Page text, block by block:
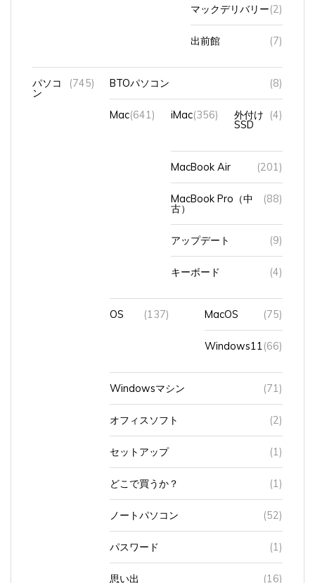
マックデリバリー(2)
出前館 (7)
パソコ
ン
(745) BTOパソコン (8)
Mac(641) iMac(356) 外付け
SSD
(4)
MacBook Air (201)
MacBook Pro（中
古）
(88)
アップデート (9)
キーボード (4)
OS (137) MacOS (75)
Windows11(66)
Windowsマシン (71)
オフィスソフト (2)
セットアップ (1)
どこで買うか？ (1)
ノートパソコン (52)
パスワード (1)
思い出 (16)